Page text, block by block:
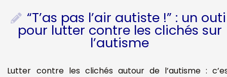
“T’as pas l’air autiste !” : un
pour lutter contre les clichés sur
l’autisme
Lutter contre les clichés autour de l’autisme :